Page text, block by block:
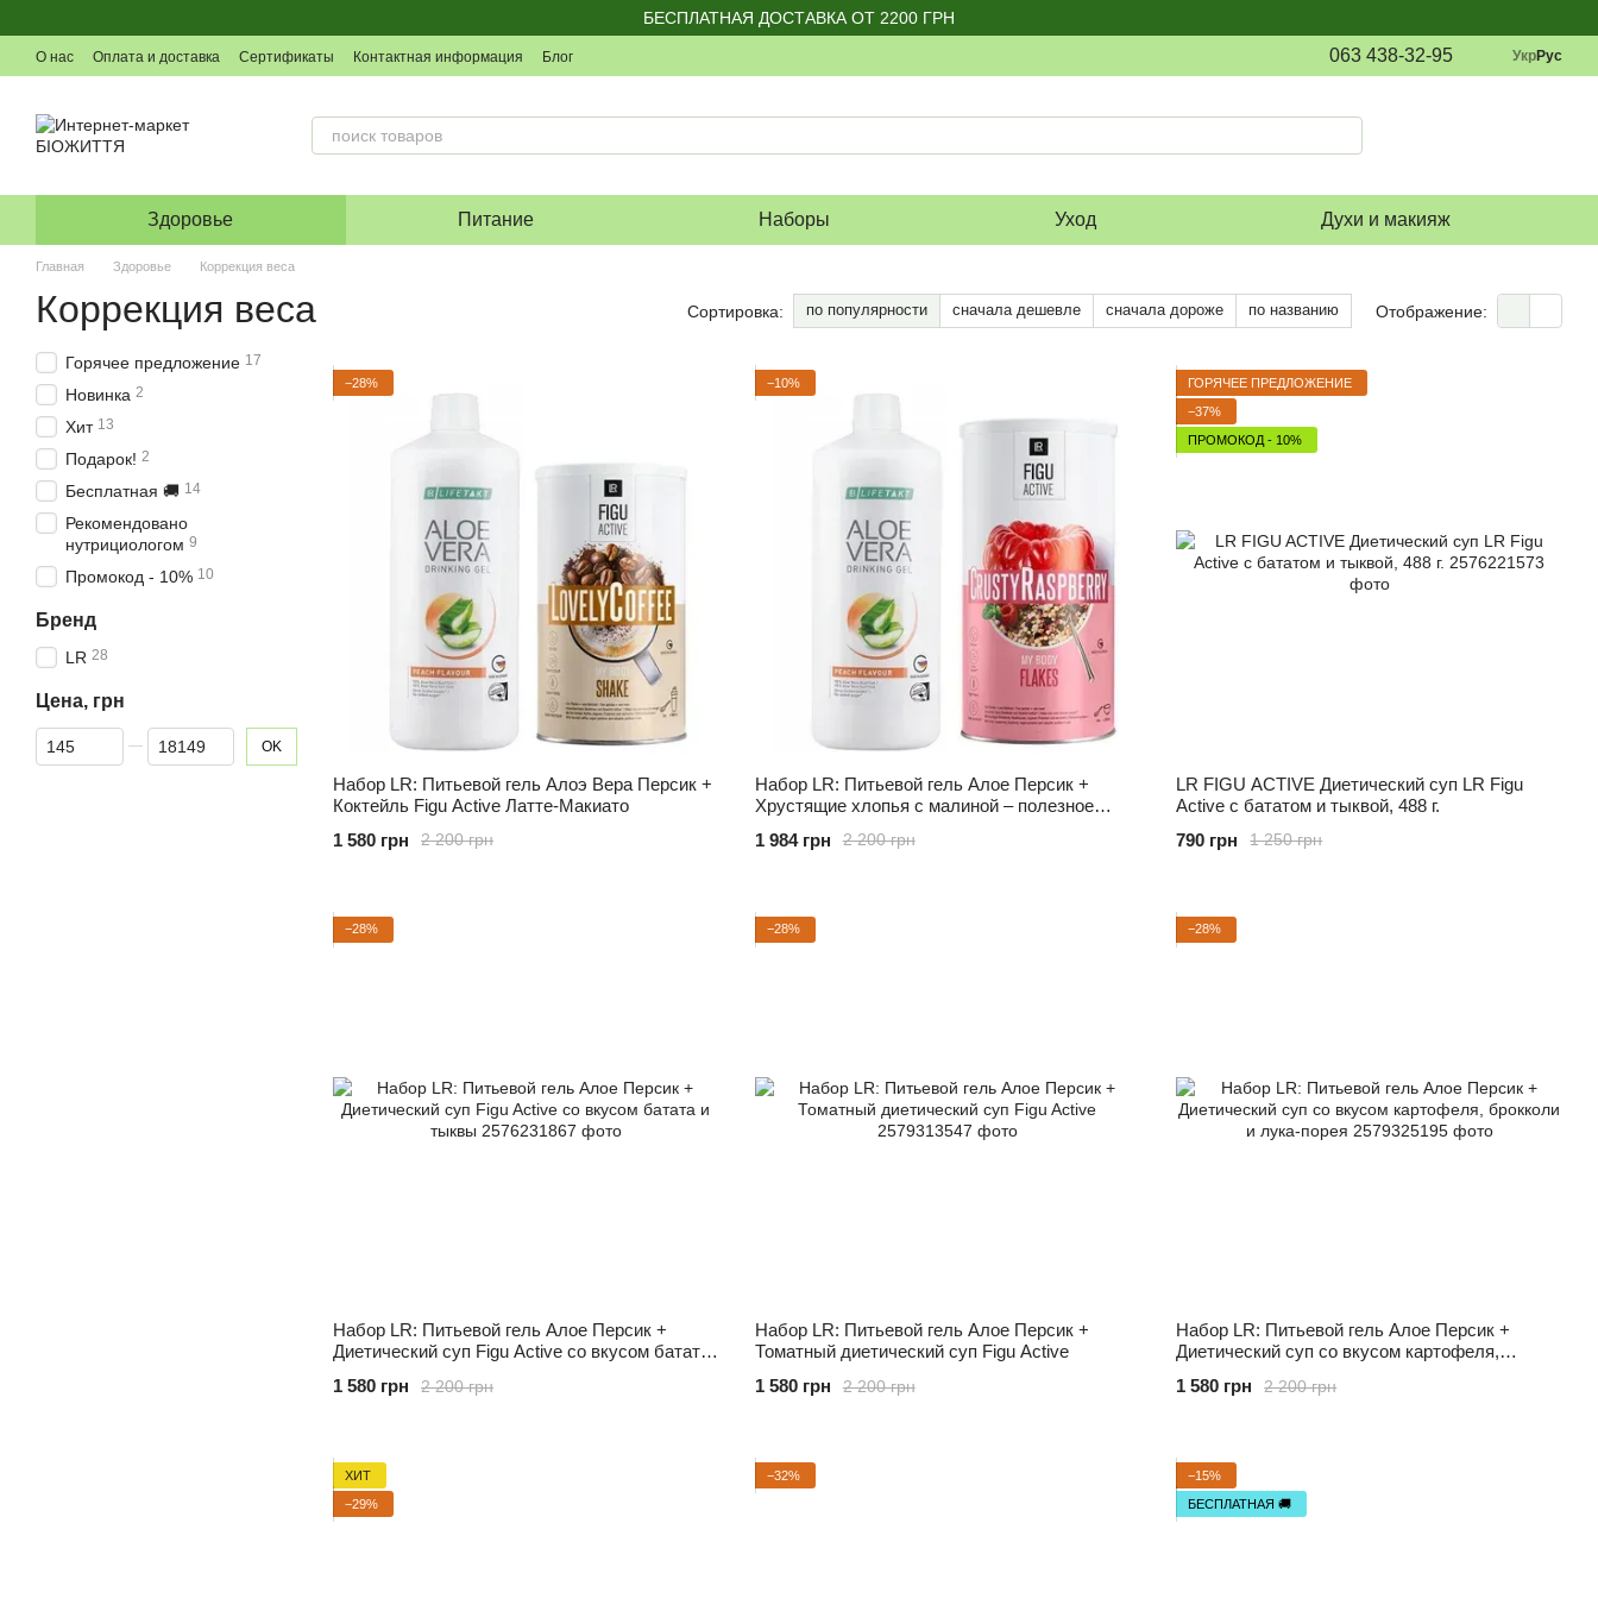
БЕСПЛАТНАЯ ДОСТАВКА ОТ 2200 ГРН
О нас Оплата и доставка Сертификаты Контактная информация Блог 063 438-32-95 УкрРус
Здоровье Питание Наборы Уход Духи и макияж
Главная Здоровье Коррекция веса
Коррекция веса Сортировка: по популярности сначала дешевле сначала дороже по названию Отображение:
−28%
Набор LR: Питьевой гель Алоэ Вера Персик +
Коктейль Figu Active Латте-Макиато
2 200 грн
1 580 грн
−10%
Набор LR: Питьевой гель Алое Персик +
Хрустящие хлопья с малиной – полезное
2 200 грн
1 984 грн
ГОРЯЧЕЕ ПРЕДЛОЖЕНИЕ
−37%
ПРОМОКОД - 10%
LR FIGU ACTIVE Диетический суп LR Figu
Active с бататом и тыквой, 488 г.
1 250 грн
790 грн
−28%
Набор LR: Питьевой гель Алое Персик +
Диетический суп Figu Active со вкусом батата
2 200 грн
1 580 грн
−28%
Набор LR: Питьевой гель Алое Персик +
Томатный диетический суп Figu Active
2 200 грн
1 580 грн
−28%
Набор LR: Питьевой гель Алое Персик +
Диетический суп со вкусом картофеля,
2 200 грн
1 580 грн
ХИТ
−29%
−32%
−15%
БЕСПЛАТНАЯ 🚚
Горячее предложение 17
Новинка 2
Хит 13
Подарок! 2
Бесплатная 🚚 14
Рекомендовано
нутрициологом 9
Промокод - 10% 10
Бренд
LR 28
Цена, грн
От Цена, грн
До Цена, грн OK